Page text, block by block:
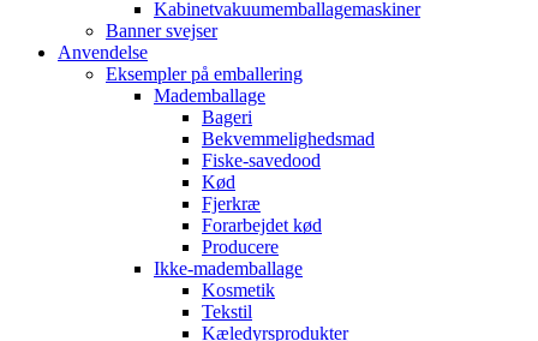
Kabinetvakuumemballagemaskiner
Banner svejser
Anvendelse
Eksempler på emballering
Mademballage
Bageri
Bekvemmelighedsmad
Fiske-savedood
Kød
Fjerkræ
Forarbejdet kød
Producere
Ikke-mademballage
Kosmetik
Tekstil
Kæledyrsprodukter